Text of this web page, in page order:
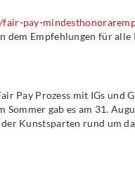
pay-
dem Empfehlungen für
Pay Prozess mit IGs und
gab es am 31.
Kunstsparten rund um